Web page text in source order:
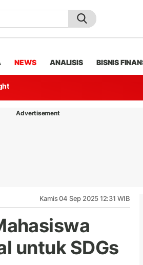
NEWS ANALISIS BISNIS
Advertisement
Kamis 04 Sep 2025 12:31 WIB
untuk SDGs